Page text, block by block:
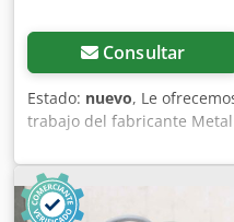
Consultar
Estado: nuevo, Le
trabajo del fabricante
aproximadamente 3-4
de trabajo: Fabricante:
Ancho de la mesa de
mesa de trabajo: 900 mm